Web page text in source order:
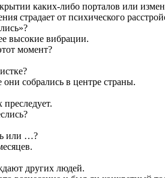
каких-либо порталов или
страдает от психического
высокие вибрации.
момент?
собрались в центре страны.
или …?
других людей.